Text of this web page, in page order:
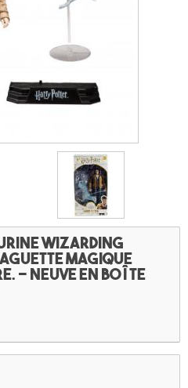
Wizarding
magique
- Neuve en boîte